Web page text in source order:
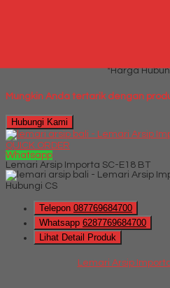
*Harga
Mungkin Anda tertarik dengan
Hubungi Kami
QUICK ORDER
Whatsapp
Lemari Arsip Importa SC-E18 BT
Hubungi CS
Telepon 087769684700
Whatsapp 6287769684700
Lihat Detail Produk
Lemari Arsip